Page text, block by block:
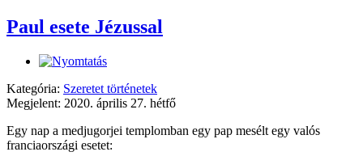
Paul esete Jézussal
Kategória: Szeretet történetek
Megjelent: 2020. április 27. hétfő
Egy nap a medjugorjei templomban egy pap mesélt egy valós
franciaországi esetet: